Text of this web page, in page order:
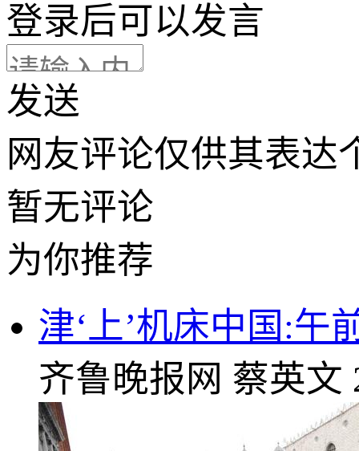
登录后可以发言
发送
网友评论仅供其表达
暂无评论
为你推荐
津‘上’机床中国:午
齐鲁晚报网 蔡英文